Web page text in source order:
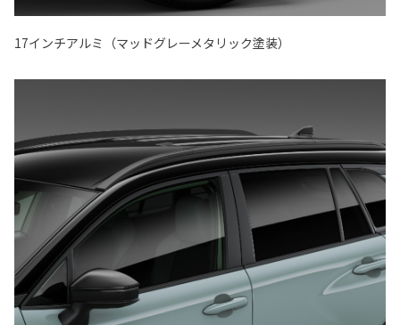
17インチアルミ（マッドグレーメタリック塗装）